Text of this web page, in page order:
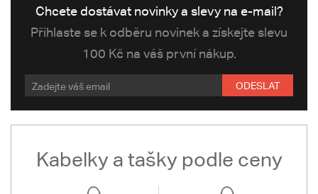
Chcete dostávat novinky a slevy na e-mail?
Přihlaste se k odběru novinek a získejte slevu
100 Kč na váš první nákup.
ODESLAT
Kabelky a tašky podle ceny